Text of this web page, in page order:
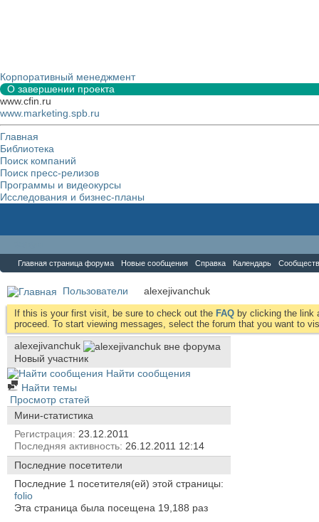
Корпоративный менеджмент
О завершении проекта
www.cfin.ru
www.marketing.spb.ru
Главная
Библиотека
Поиск компаний
Поиск пресс-релизов
Программы и видеокурсы
Исследования и бизнес-планы
Главная страница форума Новые сообщения Справка Календарь
Пользователи alexejivanchuk
If this is your first visit, be sure to check out the FAQ by clicking the link
proceed. To start viewing messages, select the forum that you want to
alexejivanchuk
Новый участник
Найти сообщения
Найти темы
Просмотр статей
Мини-статистика
Регистрация
23.12.2011
Последняя активность 26.12.2011 12:14
Последние посетители
Последние 1 посетителя(ей) этой страницы:
folio
Эта страница была посещена 19,188 раз